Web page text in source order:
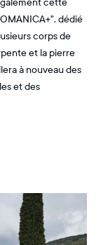
cette
dédié
corps de
et la pierre
à nouveau des
et des